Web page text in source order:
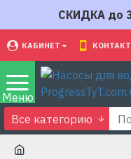
СКИДКА до
КАБИНЕТ
Все категорию